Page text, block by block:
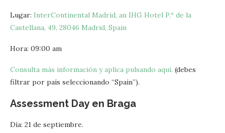
Lugar: InterContinental Madrid, an IHG Hotel P.º de la
Castellana, 49, 28046 Madrid, Spain
Hora: 09:00 am
Consulta más información y aplica pulsando aquí. (debes
filtrar por país seleccionando “Spain”).
Assessment Day en Braga
Día: 21 de septiembre.